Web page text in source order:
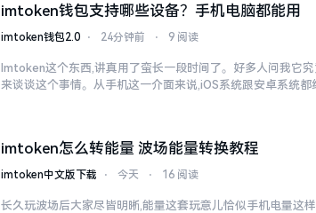
imtoken钱包支持哪些设备？手机电脑都能用
imtoken钱包2.0 ⋅ 24分钟前 ⋅ 9 阅读
Imtoken这个东西,讲真用了蛮长一段时间了。好多人问我它
来谈谈这个事情。从手机这一介面来说,iOS系统跟安卓系统都
imtoken怎么转能量 波场能量转换教程
imtoken中文版下载 ⋅ 今天 ⋅ 16 阅读
长久玩波场后大家尽皆明晰,能量这套玩意儿恰似手机电量这